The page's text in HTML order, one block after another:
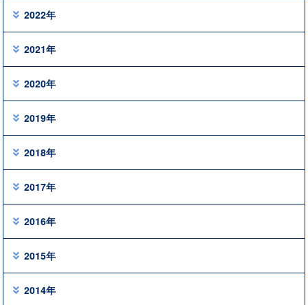
2022年
2021年
2020年
2019年
2018年
2017年
2016年
2015年
2014年